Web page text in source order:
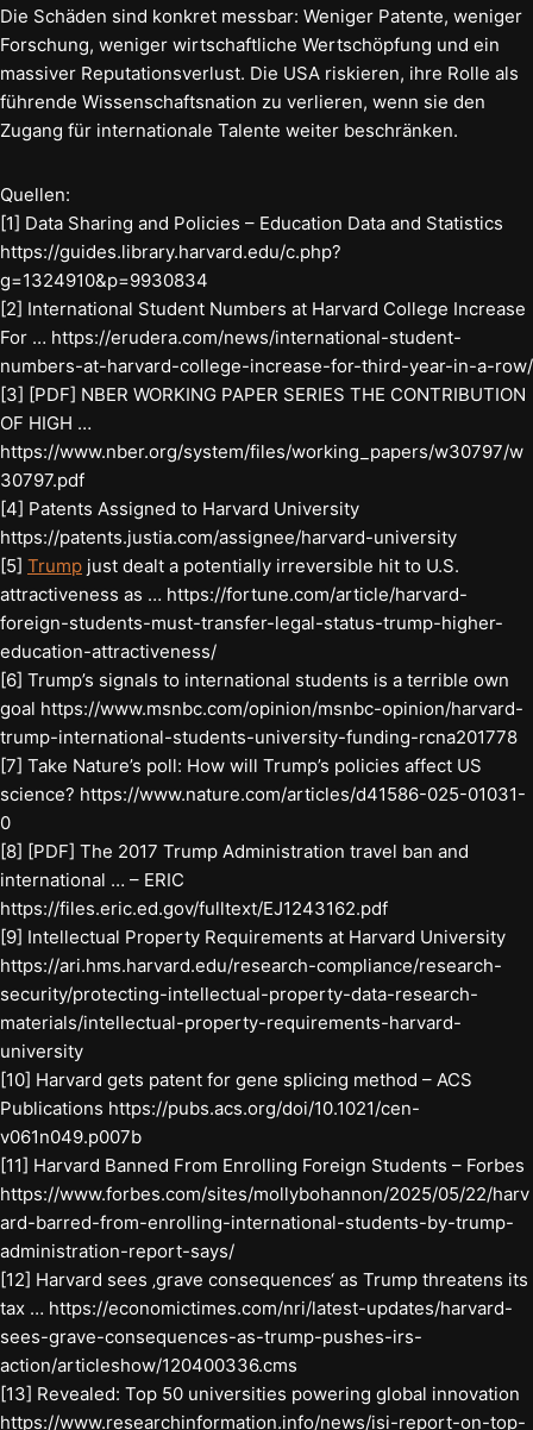
Die Schäden sind konkret messbar: Weniger Patente, weniger
Forschung, weniger wirtschaftliche Wertschöpfung und ein
massiver Reputationsverlust. Die USA riskieren, ihre Rolle als
führende Wissenschaftsnation zu verlieren, wenn sie den
Zugang für internationale Talente weiter beschränken.
Quellen:
[1] Data Sharing and Policies – Education Data and Statistics
https://guides.library.harvard.edu/c.php?
g=1324910&p=9930834
[2] International Student Numbers at Harvard College Increase
For … https://erudera.com/news/international-student-
numbers-at-harvard-college-increase-for-third-year-in-a-row/
[3] [PDF] NBER WORKING PAPER SERIES THE CONTRIBUTION
OF HIGH …
https://www.nber.org/system/files/working_papers/w30797/w
30797.pdf
[4] Patents Assigned to Harvard University
https://patents.justia.com/assignee/harvard-university
[5] Trump just dealt a potentially irreversible hit to U.S.
attractiveness as … https://fortune.com/article/harvard-
foreign-students-must-transfer-legal-status-trump-higher-
education-attractiveness/
[6] Trump’s signals to international students is a terrible own
goal https://www.msnbc.com/opinion/msnbc-opinion/harvard-
trump-international-students-university-funding-rcna201778
[7] Take Nature’s poll: How will Trump’s policies affect US
science? https://www.nature.com/articles/d41586-025-01031-
0
[8] [PDF] The 2017 Trump Administration travel ban and
international … – ERIC
https://files.eric.ed.gov/fulltext/EJ1243162.pdf
[9] Intellectual Property Requirements at Harvard University
https://ari.hms.harvard.edu/research-compliance/research-
security/protecting-intellectual-property-data-research-
materials/intellectual-property-requirements-harvard-
university
[10] Harvard gets patent for gene splicing method – ACS
Publications https://pubs.acs.org/doi/10.1021/cen-
v061n049.p007b
[11] Harvard Banned From Enrolling Foreign Students – Forbes
https://www.forbes.com/sites/mollybohannon/2025/05/22/harv
ard-barred-from-enrolling-international-students-by-trump-
administration-report-says/
[12] Harvard sees ‚grave consequences‘ as Trump threatens its
tax … https://economictimes.com/nri/latest-updates/harvard-
sees-grave-consequences-as-trump-pushes-irs-
action/articleshow/120400336.cms
[13] Revealed: Top 50 universities powering global innovation
https://www.researchinformation.info/news/isi-report-on-top-